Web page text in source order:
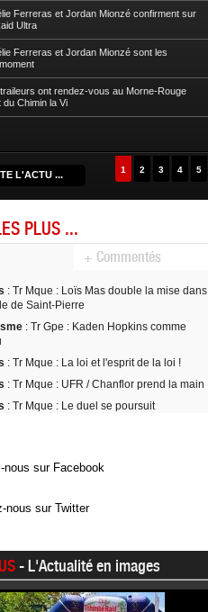
Ferreras et Jordan Mionzé confirment sur
Ultra
Ferreras et Jordan Mionzé sont les
ont rendez-vous au Morne-Rouge
du Chimin la Vi
L'ACTU ... 1 2 3 4 5
PLUS ...
+ Commentés
: Tr Mque : Loïs Mas double la mise dans
de Saint-Pierre
: Tr Gpe : Kaden Hopkins comme
: Tr Mque : La loi et l'esprit de la loi !
: Tr Mque : UFR / Chanflor prend la main
: Tr Mque : Le duel se poursuit
nous sur Facebook
nous sur Twitter
- L'Actualité en images